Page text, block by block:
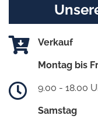
Verkauf
Montag bis
9.00 - 18.00
Samstag